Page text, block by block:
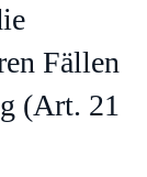
Fällen
(Art. 21